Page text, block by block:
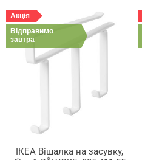
Акція
Відправимо
завтра
ІКЕА Вішалка на засувку,